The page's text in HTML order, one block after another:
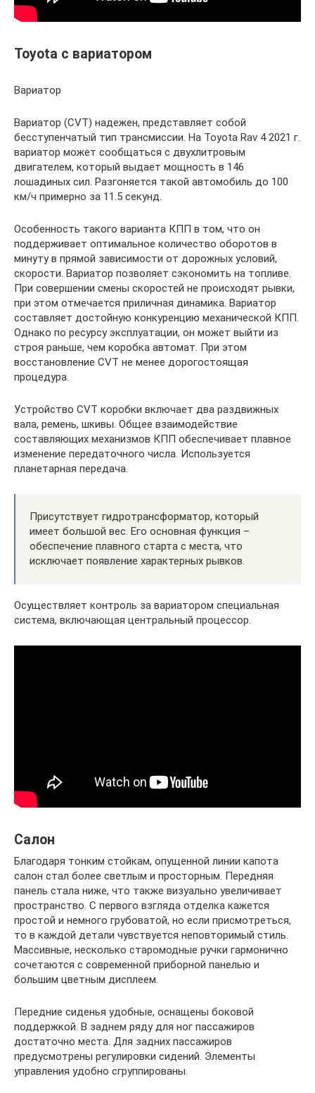
Toyota с вариатором
Вариатор
Вариатор (CVT) надежен, представляет собой
бесступенчатый тип трансмиссии. На Toyota Rav 4 2021 г.
вариатор может сообщаться с двухлитровым
двигателем, который выдает мощность в 146
лошадиных сил. Разгоняется такой автомобиль до 100
км/ч примерно за 11.5 секунд.
Особенность такого варианта КПП в том, что он
поддерживает оптимальное количество оборотов в
минуту в прямой зависимости от дорожных условий,
скорости. Вариатор позволяет сэкономить на топливе.
При совершении смены скоростей не происходят рывки,
при этом отмечается приличная динамика. Вариатор
составляет достойную конкуренцию механической КПП.
Однако по ресурсу эксплуатации, он может выйти из
строя раньше, чем коробка автомат. При этом
восстановление CVT не менее дорогостоящая
процедура.
Устройство CVT коробки включает два раздвижных
вала, ремень, шкивы. Общее взаимодействие
составляющих механизмов КПП обеспечивает плавное
изменение передаточного числа. Используется
планетарная передача.
Присутствует гидротрансформатор, который
имеет большой вес. Его основная функция –
обеспечение плавного старта с места, что
исключает появление характерных рывков.
Осуществляет контроль за вариатором специальная
система, включающая центральный процессор.
Салон
Благодаря тонким стойкам, опущенной линии капота
салон стал более светлым и просторным. Передняя
панель стала ниже, что также визуально увеличивает
пространство. С первого взгляда отделка кажется
простой и немного грубоватой, но если присмотреться,
то в каждой детали чувствуется неповторимый стиль.
Массивные, несколько старомодные ручки гармонично
сочетаются с современной приборной панелью и
большим цветным дисплеем.
Передние сиденья удобные, оснащены боковой
поддержкой. В заднем ряду для ног пассажиров
достаточно места. Для задних пассажиров
предусмотрены регулировки сидений. Элементы
управления удобно сгруппированы.